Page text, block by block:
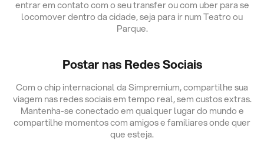
entrar em contato com o seu transfer ou com uber para se
locomover dentro da cidade, seja para ir num Teatro ou
Parque.
Postar nas Redes Sociais
Com o chip internacional da Simpremium, compartilhe sua
viagem nas redes sociais em tempo real, sem custos extras.
Mantenha-se conectado em qualquer lugar do mundo e
compartilhe momentos com amigos e familiares onde quer
que esteja.